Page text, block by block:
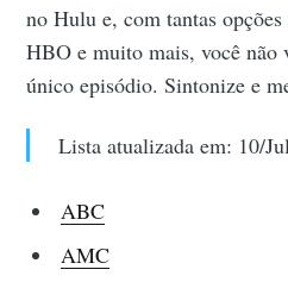
no Hulu e, com tantas
HBO e muito mais, você não
único episódio. Sintonize e
Lista atualizada em: 10/
ABC
AMC